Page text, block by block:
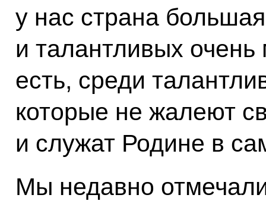
у нас страна
и талантливых очень
есть, среди
которые не жалеют
и служат Родине в
Мы недавно